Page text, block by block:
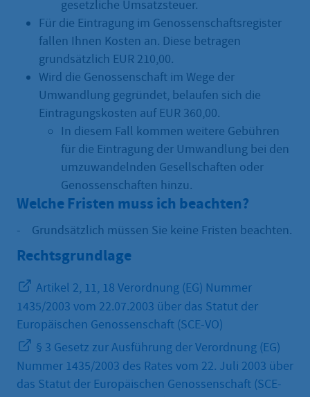
gesetzliche Umsatzsteuer.
Für die Eintragung im Genossenschaftsregister
fallen Ihnen Kosten an. Diese betragen
grundsätzlich EUR 210,00.
Wird die Genossenschaft im Wege der
Umwandlung gegründet, belaufen sich die
Eintragungskosten auf EUR 360,00.
In diesem Fall kommen weitere Gebühren
für die Eintragung der Umwandlung bei den
umzuwandelnden Gesellschaften oder
Genossenschaften hinzu.
Welche Fristen muss ich beachten?
- Grundsätzlich müssen Sie keine Fristen beachten.
Rechtsgrundlage
Artikel 2, 11, 18 Verordnung (EG) Nummer
1435/2003 vom 22.07.2003 über das Statut der
Europäischen Genossenschaft (SCE-VO)
§ 3 Gesetz zur Ausführung der Verordnung (EG)
Nummer 1435/2003 des Rates vom 22. Juli 2003 über
das Statut der Europäischen Genossenschaft (SCE-